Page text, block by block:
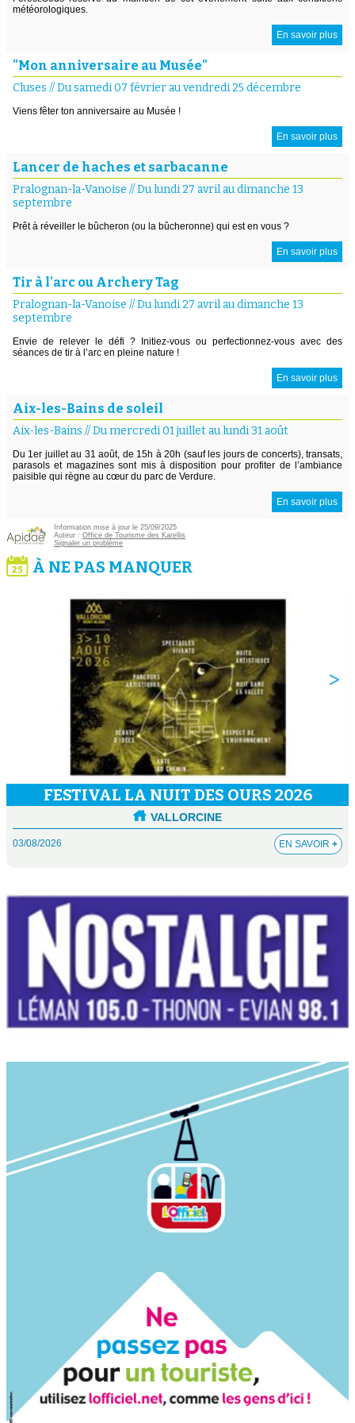
météorologiques.
En savoir plus
"Mon anniversaire au Musée"
Cluses //Du samedi 07 février au vendredi 25 décembre
Viens fêter ton anniversaire au Musée !
En savoir plus
Lancer de haches et sarbacanne
Pralognan-la-Vanoise //Du lundi 27 avril au dimanche 13
septembre
Prêt à réveiller le bûcheron (ou la bûcheronne) qui est en vous ?
En savoir plus
Tir à l'arc ou Archery Tag
Pralognan-la-Vanoise //Du lundi 27 avril au dimanche 13
septembre
Envie de relever le défi ? Initiez-vous ou perfectionnez-vous avec des
séances de tir à l’arc en pleine nature !
En savoir plus
Aix-les-Bains de soleil
Aix-les-Bains //Du mercredi 01 juillet au lundi 31 août
Du 1er juillet au 31 août, de 15h à 20h (sauf les jours de concerts), transats,
parasols et magazines sont mis à disposition pour profiter de l’ambiance
paisible qui règne au cœur du parc de Verdure.
En savoir plus
Information mise à jour le 25/09/2025
Auteur : Office de Tourisme des Karellis
Signaler un problème
À NE PAS MANQUER
FESTIVAL LA NUIT DES OURS 2026
VALLORCINE
03/08/2026 EN SAVOIR +